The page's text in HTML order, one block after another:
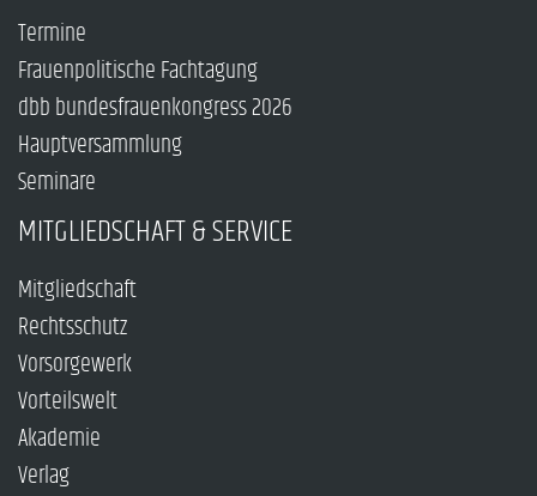
Termine
Frauenpolitische Fachtagung
dbb bundesfrauenkongress 2026
Hauptversammlung
Seminare
MITGLIEDSCHAFT & SERVICE
Mitgliedschaft
Rechtsschutz
Vorsorgewerk
Vorteilswelt
Akademie
Verlag